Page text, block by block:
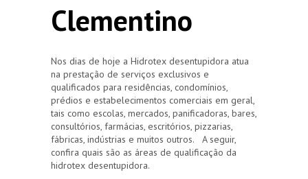
Clementino
Nos dias de hoje a Hidrotex desentupidora atua
na prestação de serviços exclusivos e
qualificados para residências, condomínios,
prédios e estabelecimentos comerciais em geral,
tais como escolas, mercados, panificadoras, bares,
consultórios, farmácias, escritórios, pizzarias,
fábricas, indústrias e muitos outros. A seguir,
confira quais são as áreas de qualificação da
hidrotex desentupidora.